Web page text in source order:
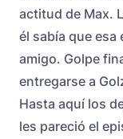
actitud de Max.
él sabía que esa
amigo. Golpe
entregarse a
Hasta aquí los
les pareció el